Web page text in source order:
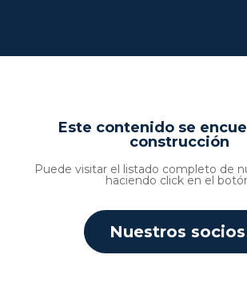
Este contenido se
construcción
Puede visitar el listado completo de
haciendo click en el
Nuestros socios